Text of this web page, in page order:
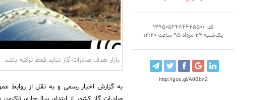
کد: 1395052484445500
یک‌شنبه 24 مرداد 95 ساعت 12:20
http://goo.gl/A0Bbn2
بازار هدف صادرات گاز نباید فقط ترکیه باشد
به گزارش اخبار رسمی و به نقل از روابط